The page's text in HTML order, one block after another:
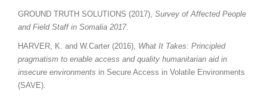
GROUND TRUTH SOLUTIONS (2017), Survey of Affected People
and Field Staff in Somalia 2017.
HARVER, K. and W.Carter (2016), What It Takes: Principled
pragmatism to enable access and quality humanitarian aid in
insecure environments in Secure Access in Volatile Environments
(SAVE).